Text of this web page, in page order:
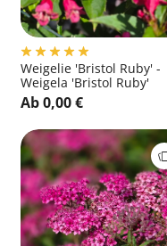
Weigelie 'Bristol Ruby' -
Weigela 'Bristol Ruby'
Ab 0,00 €